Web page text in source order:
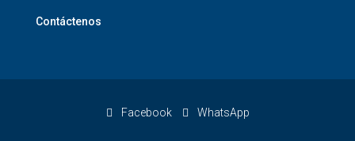
Contáctenos
Facebook WhatsApp